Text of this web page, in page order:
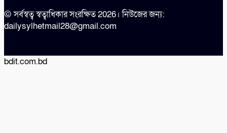
© সর্বস্বত্ব স্বত্বাধিকার সংরক্ষিত 2026। নিউজের জন্য:
dailysylhetmail28@gmail.com
bdit.com.bd